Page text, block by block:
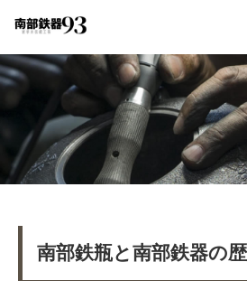
南部鉄瓶と南部鉄器の